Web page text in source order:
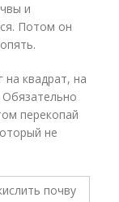
и
Потом он
на квадрат, на
Обязательно
перекопай
не